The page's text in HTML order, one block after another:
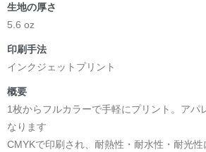
生地の厚さ
5.6 oz
印刷手法
インクジェットプリント
概要
1枚からフルカラーで手軽にプリント。アパ
なります
CMYKで印刷され、耐熱性・耐水性・耐光